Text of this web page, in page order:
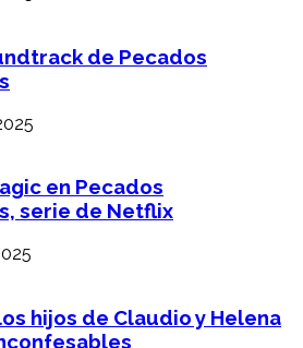
de Pecados
en Pecados
serie de Netflix
hijos de Claudio y Helena